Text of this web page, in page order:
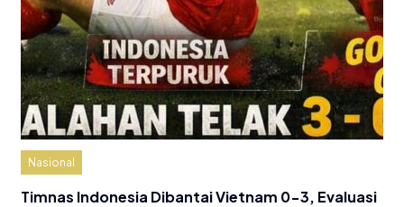
Nasional
Timnas Indonesia Dibantai Vietnam 0-3, Evaluasi